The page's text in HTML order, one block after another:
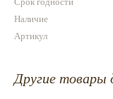
Наличие
Артикул
Другие товары